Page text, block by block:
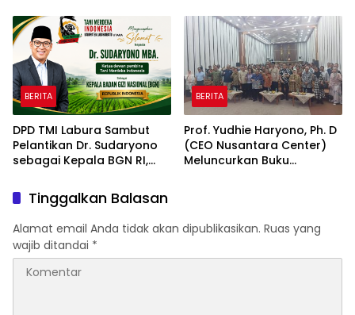
2026 & Dibuka Resmi
Pramono Anung (Gubernur
DKI Jakarta)
Industri Taman Rekreasi
dan Ekosistem Pariwisata
di Tanah Air
BERITA
DPD TMI Labura Sambut
Pelantikan Dr. Sudaryono
sebagai Kepala BGN RI,
Ketahanan Pangan dan
Gizi Nasional
BERITA
Prof. Yudhie Haryono, Ph. D
(CEO Nusantara Center)
Meluncurkan Buku
Simposium Nasional
bertema “Urgensi Undang-
Tinggalkan Balasan
Alamat email Anda tidak akan dipublikasikan. Ruas yang
wajib ditandai *